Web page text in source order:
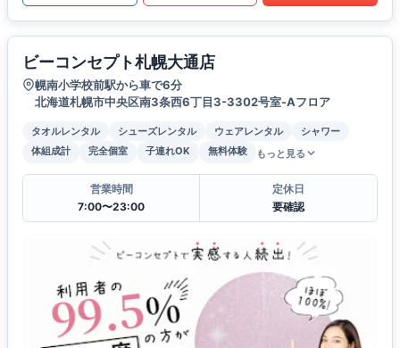
ビーコンセプト札幌大通店
幌南小学校前駅から車で6分
北海道札幌市中央区南3条西6丁目3-3302号室-Aフロア
タオルレンタル シューズレンタル ウェアレンタル
シャワー
体組成計
完全個室 子連れOK 無料体験 もっと見る
営業時間
7:00〜23:00
定休日
要確認